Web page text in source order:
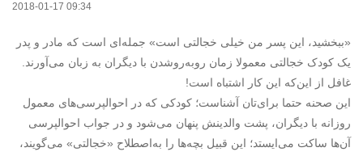
2018-01-17 09:34
«ببخشید، این پسر من خیلی خجالتی است» جمله‌ای است که مادر و پدر
یک کودک خجالتی معمولا زمان روبه‌روشدن با دیگران به زبان می‌آورند.
غافل از این‌که این کار اشتباه است!
این صحنه حتما برای‌تان آشناست؛ کودکی که در احوالپرسی‌های معمول
روزانه با دیگران، پشت والدینش پنهان می‌شود و در جواب احوالپرسی
آن‌ها ساکت می‌ایستد؛ این قبیل بچه‌ها را به‌اصطلاح «خجالتی» می‌گویند،